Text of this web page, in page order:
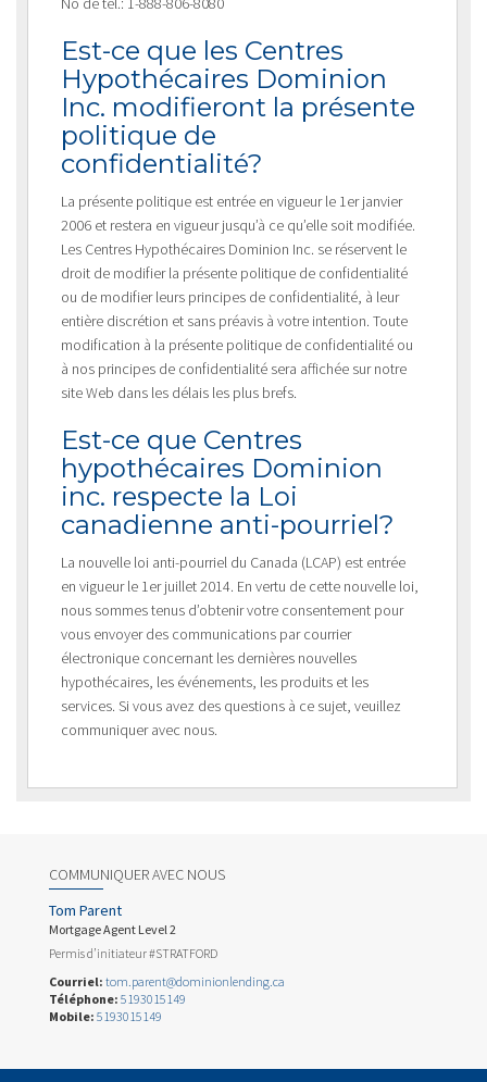
Est-ce que les Centres
Hypothécaires Dominion
Inc. modifieront la présente
politique de
confidentialité?
La présente politique est entrée en vigueur le 1er janvier
2006 et restera en vigueur jusqu’à ce qu’elle soit modifiée.
Les Centres Hypothécaires Dominion Inc. se réservent le
droit de modifier la présente politique de confidentialité
ou de modifier leurs principes de confidentialité, à leur
entière discrétion et sans préavis à votre intention. Toute
modification à la présente politique de confidentialité ou
à nos principes de confidentialité sera affichée sur notre
site Web dans les délais les plus brefs.
Est-ce que Centres
hypothécaires Dominion
inc. respecte la Loi
canadienne anti-pourriel?
La nouvelle loi anti-pourriel du Canada (LCAP) est entrée
en vigueur le 1er juillet 2014. En vertu de cette nouvelle loi,
nous sommes tenus d’obtenir votre consentement pour
vous envoyer des communications par courrier
électronique concernant les dernières nouvelles
hypothécaires, les événements, les produits et les
services. Si vous avez des questions à ce sujet, veuillez
communiquer avec nous.
COMMUNIQUER AVEC NOUS
Tom Parent
Mortgage Agent Level 2
Permis d’initiateur #STRATFORD
Courriel: tom.parent@dominionlending.ca
Téléphone: 5193015149
Mobile: 5193015149